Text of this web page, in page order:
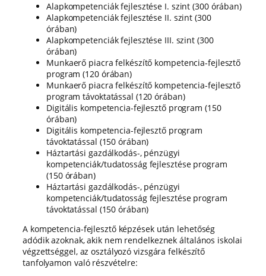
Alapkompetenciák fejlesztése I. szint (300 órában)
Alapkompetenciák fejlesztése II. szint (300
órában)
Alapkompetenciák fejlesztése III. szint (300
órában)
Munkaerő piacra felkészítő kompetencia-fejlesztő
program (120 órában)
Munkaerő piacra felkészítő kompetencia-fejlesztő
program távoktatással (120 órában)
Digitális kompetencia-fejlesztő program (150
órában)
Digitális kompetencia-fejlesztő program
távoktatással (150 órában)
Háztartási gazdálkodás-, pénzügyi
kompetenciák/tudatosság fejlesztése program
(150 órában)
Háztartási gazdálkodás-, pénzügyi
kompetenciák/tudatosság fejlesztése program
távoktatással (150 órában)
A kompetencia-fejlesztő képzések után lehetőség
adódik azoknak, akik nem rendelkeznek általános iskolai
végzettséggel, az osztályozó vizsgára felkészítő
tanfolyamon való részvételre: